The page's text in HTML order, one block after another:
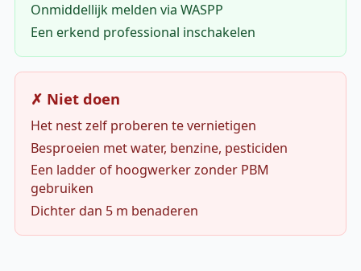
Onmiddellijk melden via WASPP
Een erkend professional inschakelen
✗ Niet doen
Het nest zelf proberen te vernietigen
Besproeien met water, benzine, pesticiden
Een ladder of hoogwerker zonder PBM
gebruiken
Dichter dan 5 m benaderen